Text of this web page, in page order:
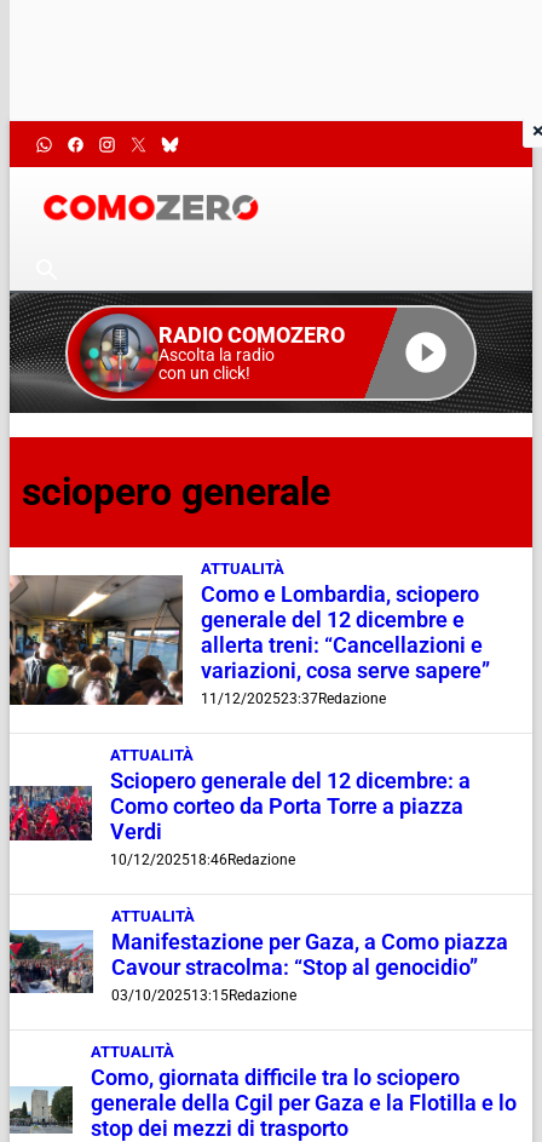
RADIO COMOZERO
Ascolta la radio
con un click!
sciopero generale
ATTUALITÀ
Como e Lombardia, sciopero
generale del 12 dicembre e
allerta treni: “Cancellazioni e
variazioni, cosa serve sapere”
11/12/202523:37Redazione
ATTUALITÀ
Sciopero generale del 12 dicembre: a
Como corteo da Porta Torre a piazza
Verdi
10/12/202518:46Redazione
ATTUALITÀ
Manifestazione per Gaza, a Como piazza
Cavour stracolma: “Stop al genocidio”
03/10/202513:15Redazione
ATTUALITÀ
Como, giornata difficile tra lo sciopero
generale della Cgil per Gaza e la Flotilla e lo
stop dei mezzi di trasporto